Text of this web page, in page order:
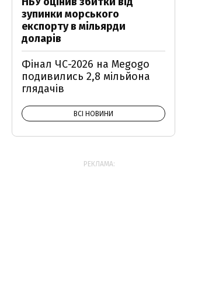
зупинки морського
експорту в мільярди
доларів
Фінал ЧС-2026 на Megogo
подивились 2,8 мільйона
глядачів
ВСІ НОВИНИ
РЕКЛАМА: